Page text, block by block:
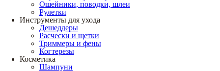
Ошейники, поводки, шлеи
Рулетки
Инструменты для ухода
Дешеддеры
Расчески и щетки
Триммеры и фены
Когтерезы
Косметика
Шампуни